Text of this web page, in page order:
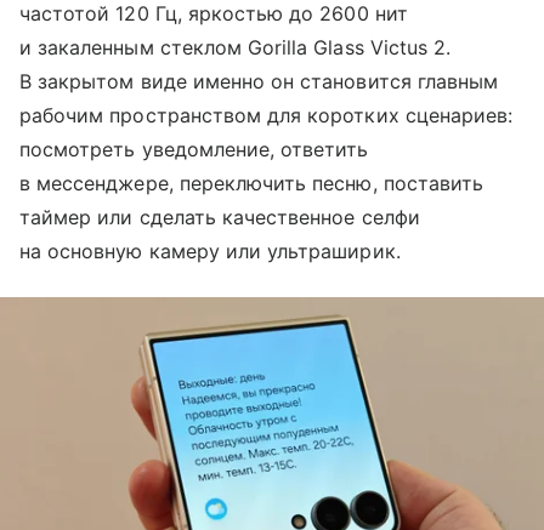
частотой 120 Гц, яркостью до 2600 нит
и закаленным стеклом Gorilla Glass Victus 2.
В закрытом виде именно он становится главным
рабочим пространством для коротких сценариев:
посмотреть уведомление, ответить
в мессенджере, переключить песню, поставить
таймер или сделать качественное селфи
на основную камеру или ультраширик.